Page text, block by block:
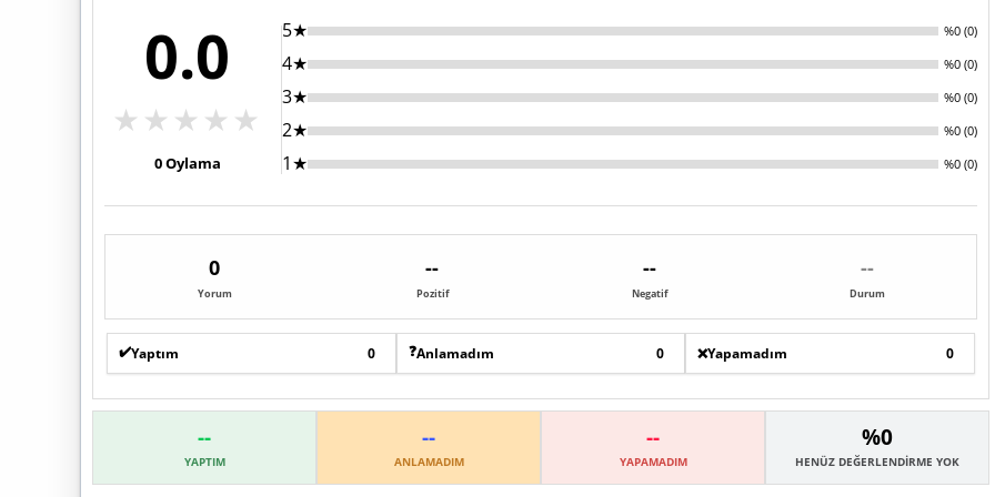
0.0
★ ★ ★ ★ ★
0Oylama
5★ %0 (0)
4★ %0 (0)
3★ %0 (0)
2★ %0 (0)
1★ %0 (0)
0
Yorum
--
Pozitif
--
Negatif
--
Durum
✔️Yaptım 0 ❓Anlamadım 0 ❌Yapamadım 0
--
YAPTIM
--
ANLAMADIM
--
YAPAMADIM
%0
HENÜZ DEĞERLENDIRME YOK